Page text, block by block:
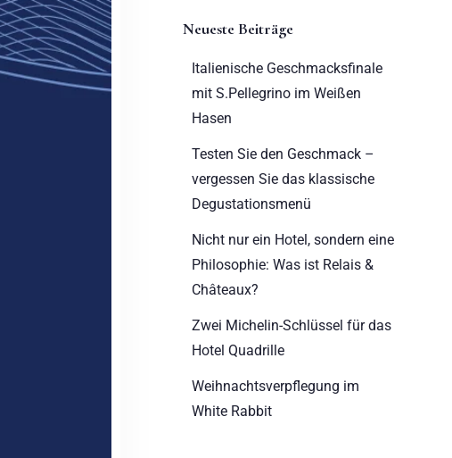
Neueste Beiträge
Italienische Geschmacksfinale
mit S.Pellegrino im Weißen
Hasen
Testen Sie den Geschmack –
vergessen Sie das klassische
Degustationsmenü
Nicht nur ein Hotel, sondern eine
Philosophie: Was ist Relais &
Châteaux?
Zwei Michelin-Schlüssel für das
Hotel Quadrille
Weihnachtsverpflegung im
White Rabbit